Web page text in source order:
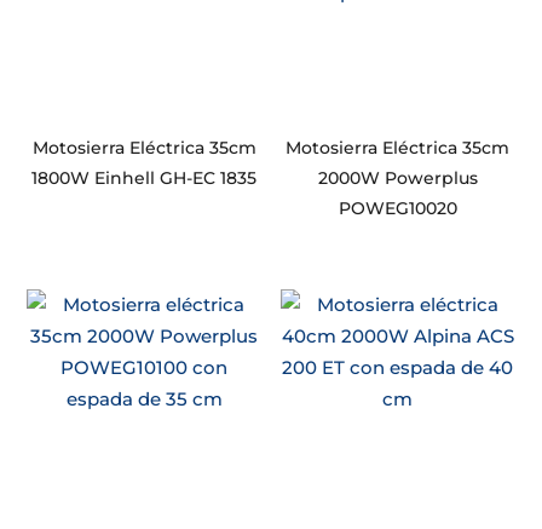
Motosierra Eléctrica 35cm
1800W Einhell GH-EC 1835
Motosierra Eléctrica 35cm
2000W Powerplus
POWEG10020